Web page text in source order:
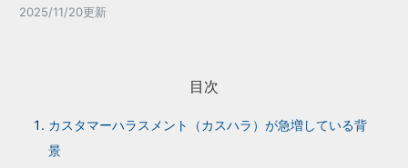
2025/11/20更新
目次
カスタマーハラスメント（カスハラ）が急増している背
景